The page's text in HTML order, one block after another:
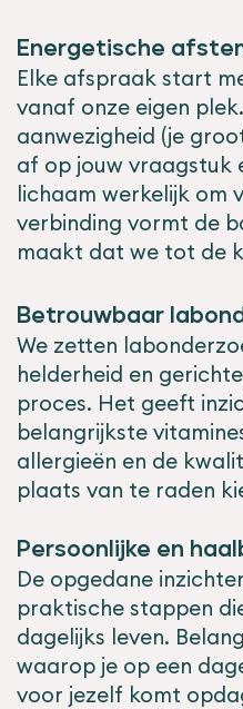
Energetische
Elke afspraak start
vanaf onze eigen
aanwezigheid (je
af op jouw vraagstuk
lichaam werkelijk om
verbinding vormt de
maakt dat we tot de
Betrouwbaar
We zetten
helderheid en
proces. Het geeft
belangrijkste
allergieën en de
plaats van te raden
Persoonlijke en
De opgedane
praktische stappen
dagelijks leven.
waarop je op een
voor jezelf komt